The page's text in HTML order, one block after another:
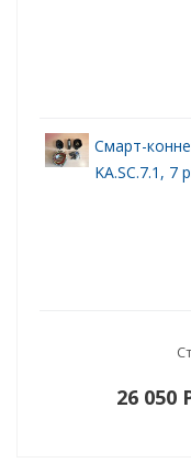
Смарт-
KA.SC.7.1, 7
26 050